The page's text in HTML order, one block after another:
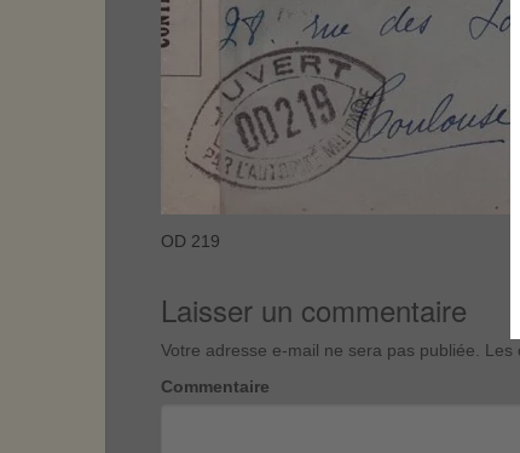
OD 219
Laisser un commentaire
Votre adresse e-mail ne sera pas publiée. Les
Commentaire